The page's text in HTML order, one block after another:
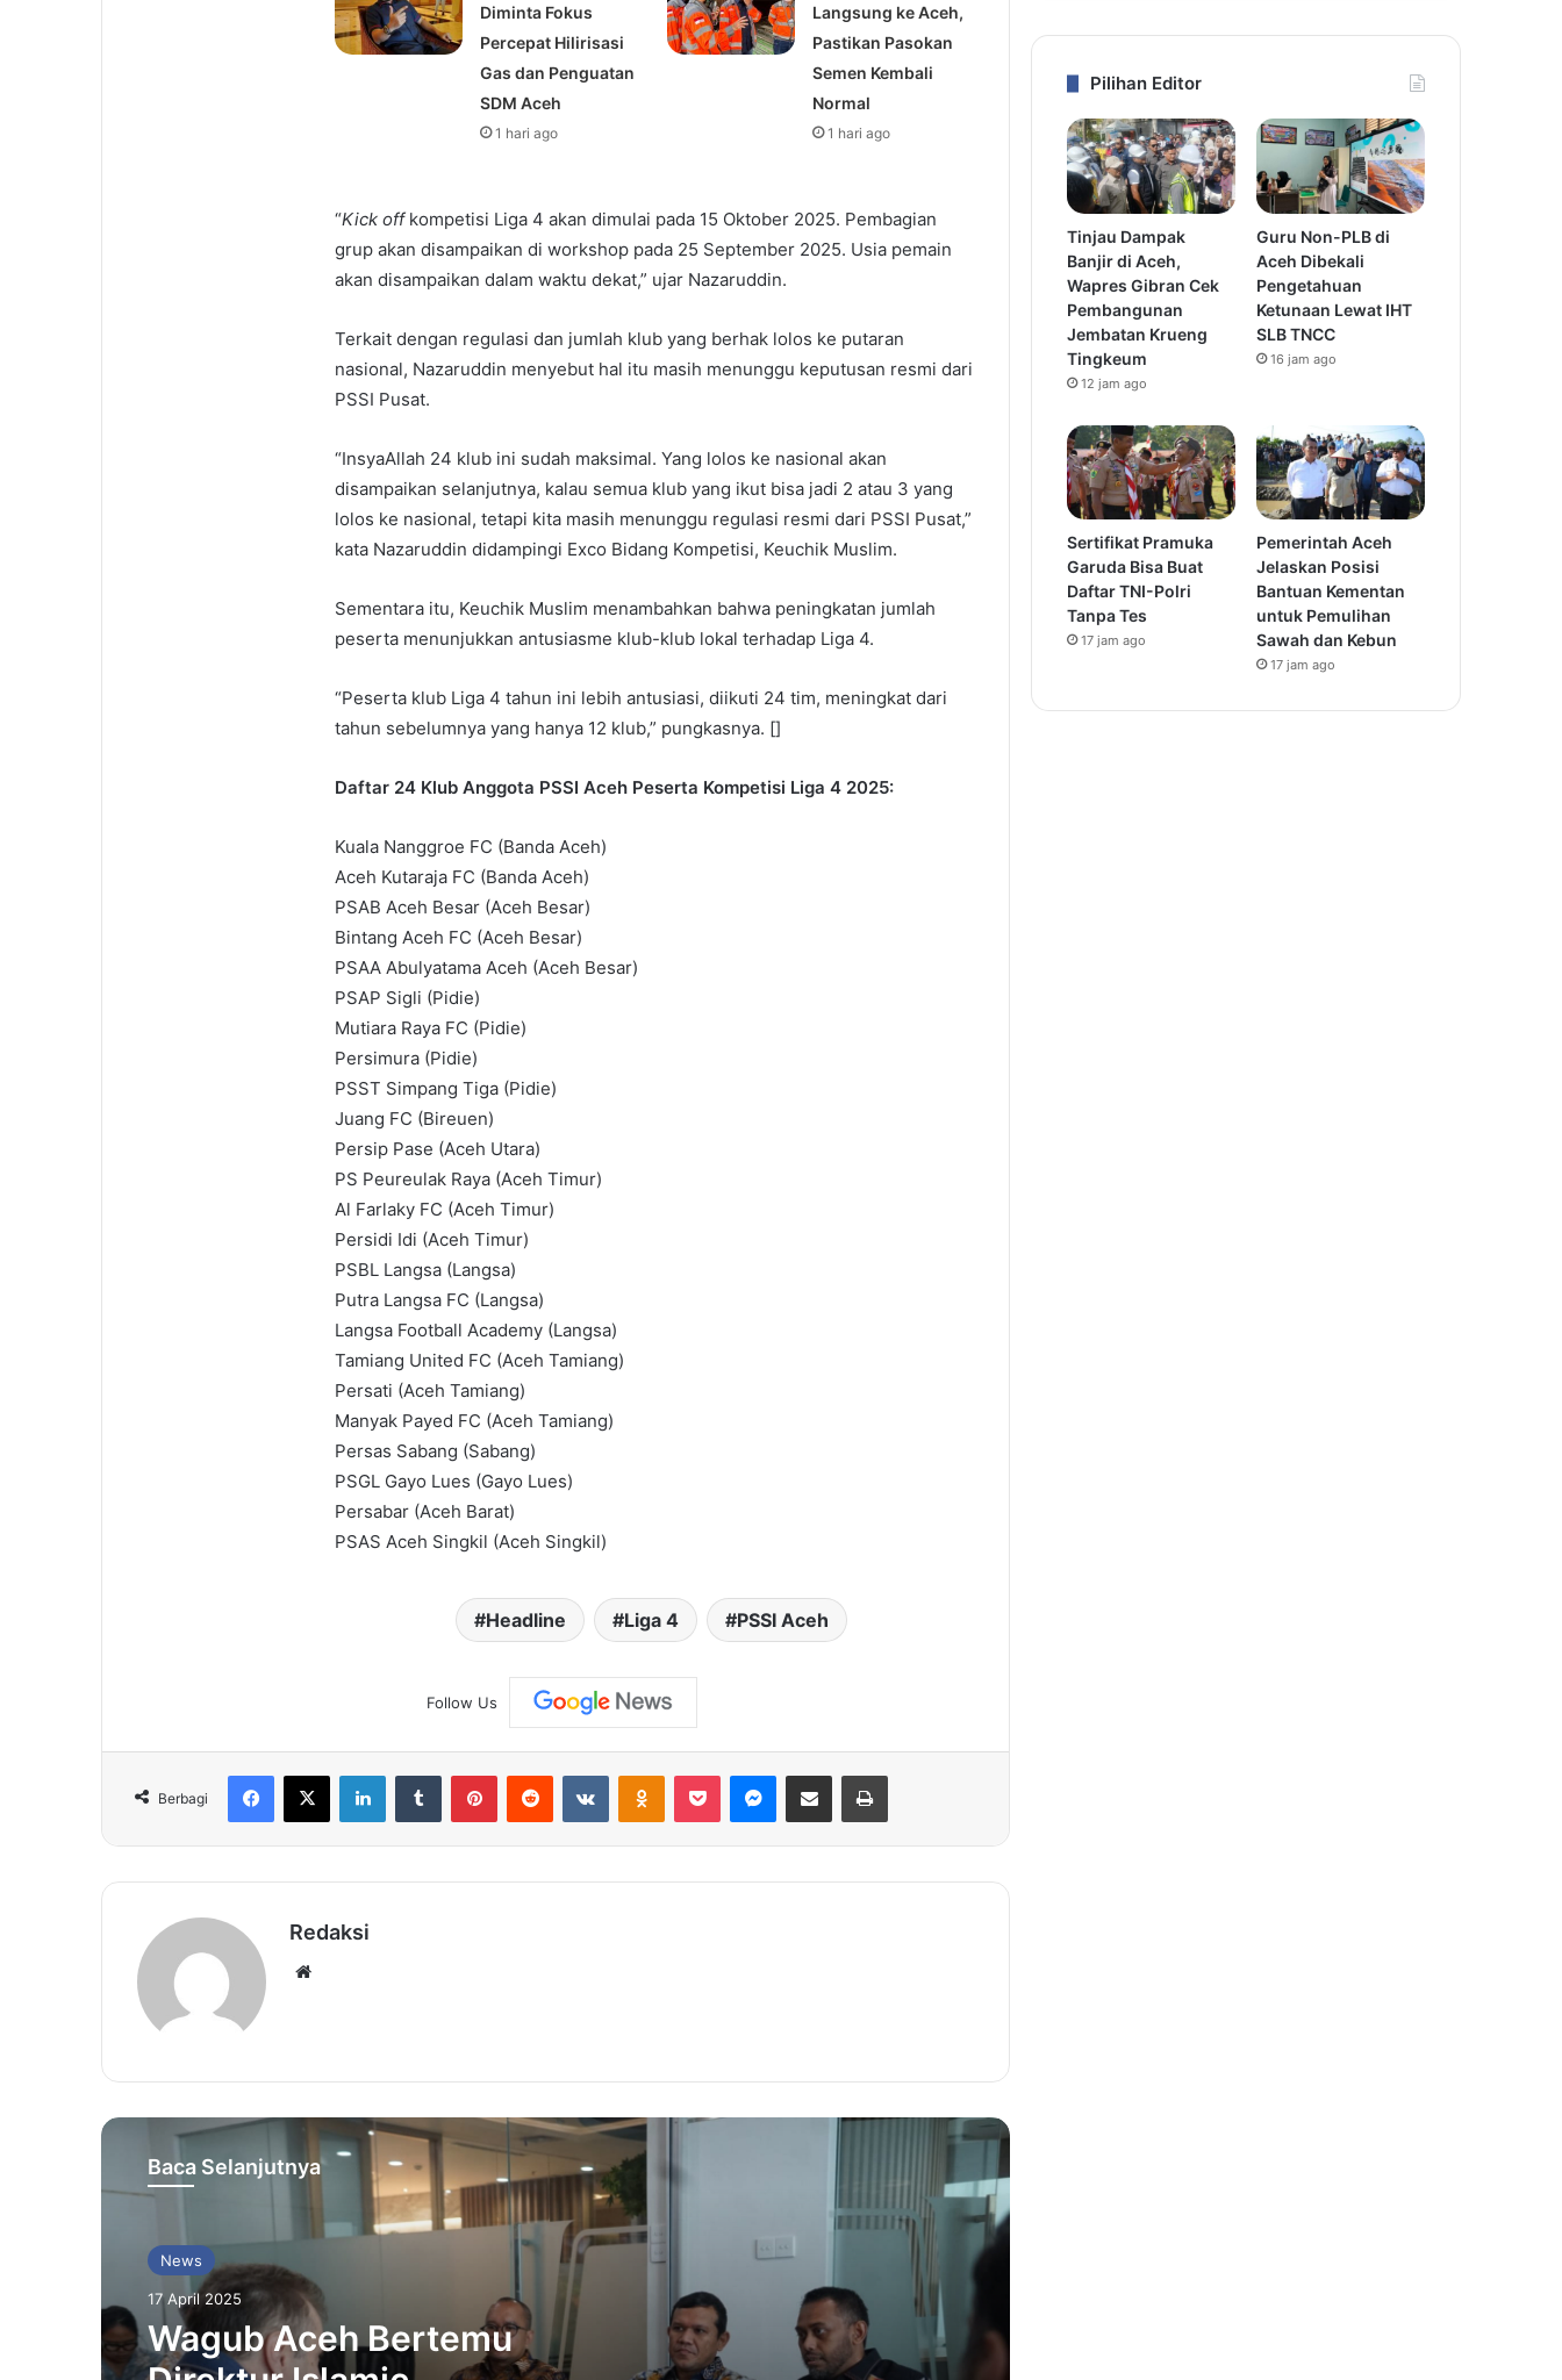
Diminta Fokus
Percepat Hilirisasi
Gas dan Penguatan
SDM Aceh
1 hari ago
Langsung ke Aceh,
Pastikan Pasokan
Semen Kembali
Normal
1 hari ago
“Kick offkompetisi Liga 4 akan dimulai pada 15 Oktober 2025. Pembagian
grup akan disampaikan di workshop pada 25 September 2025. Usia pemain
akan disampaikan dalam waktu dekat,” ujar Nazaruddin.
Terkait dengan regulasi dan jumlah klub yang berhak lolos ke putaran
nasional, Nazaruddin menyebut hal itu masih menunggu keputusan resmi dari
PSSI Pusat.
“InsyaAllah 24 klub ini sudah maksimal. Yang lolos ke nasional akan
disampaikan selanjutnya, kalau semua klub yang ikut bisa jadi 2 atau 3 yang
lolos ke nasional, tetapi kita masih menunggu regulasi resmi dari PSSI Pusat,”
kata Nazaruddin didampingi Exco Bidang Kompetisi, Keuchik Muslim.
Sementara itu, Keuchik Muslim menambahkan bahwa peningkatan jumlah
peserta menunjukkan antusiasme klub-klub lokal terhadap Liga 4.
“Peserta klub Liga 4 tahun ini lebih antusiasi, diikuti 24 tim, meningkat dari
tahun sebelumnya yang hanya 12 klub,” pungkasnya. []
Daftar 24 Klub Anggota PSSI Aceh Peserta Kompetisi Liga 4 2025:
Kuala Nanggroe FC (Banda Aceh)
Aceh Kutaraja FC (Banda Aceh)
PSAB Aceh Besar (Aceh Besar)
Bintang Aceh FC (Aceh Besar)
PSAA Abulyatama Aceh (Aceh Besar)
PSAP Sigli (Pidie)
Mutiara Raya FC (Pidie)
Persimura (Pidie)
PSST Simpang Tiga (Pidie)
Juang FC (Bireuen)
Persip Pase (Aceh Utara)
PS Peureulak Raya (Aceh Timur)
Al Farlaky FC (Aceh Timur)
Persidi Idi (Aceh Timur)
PSBL Langsa (Langsa)
Putra Langsa FC (Langsa)
Langsa Football Academy (Langsa)
Tamiang United FC (Aceh Tamiang)
Persati (Aceh Tamiang)
Manyak Payed FC (Aceh Tamiang)
Persas Sabang (Sabang)
PSGL Gayo Lues (Gayo Lues)
Persabar (Aceh Barat)
PSAS Aceh Singkil (Aceh Singkil)
Headline Liga 4 PSSI Aceh
Follow Us
Berbagi
Facebook
X LinkedInTumblr PinterestReddit VKontakteOdnoklassniki
Pocket Messenger
Share via Email Print
Redaksi
Baca Selanjutnya
News
17 April 2025
Wagub Aceh Bertemu
Development Bank, Ini yang Dibahas
Hadapi Persikabo di Lampineung,
Akhyar tak Ingin Terjebak dengan
Solidaritas dan Program
Pemberdayaan Ekonomi Keluarga
Relawan
Pilihan Editor
Tinjau Dampak
Banjir di Aceh,
Wapres Gibran Cek
Pembangunan
Jembatan Krueng
Tingkeum
12 jam ago
Guru Non-PLB di
Aceh Dibekali
Pengetahuan
Ketunaan Lewat IHT
SLB TNCC
16 jam ago
Sertifikat Pramuka
Garuda Bisa Buat
Daftar TNI-Polri
Tanpa Tes
17 jam ago
Pemerintah Aceh
Jelaskan Posisi
Bantuan Kementan
untuk Pemulihan
Sawah dan Kebun
17 jam ago